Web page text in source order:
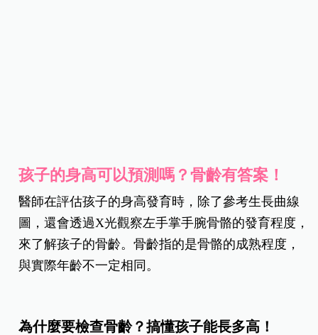
孩子的身高可以預測嗎？骨齡有答案！
醫師在評估孩子的身高發育時，除了參考生長曲線
圖，還會透過X光觀察左手掌手腕骨骼的發育程度，
來了解孩子的骨齡。骨齡指的是骨骼的成熟程度，
與實際年齡不一定相同。
為什麼要檢查骨齡？搞懂孩子能長多高！